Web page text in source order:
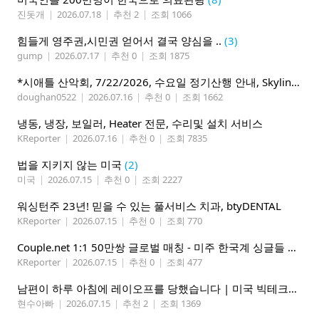
진돗개 | 2026.07.18 | 추천 2 | 조회 1066
힘들게 영주권,시민권 얻어서 결국 양심을 .. (3)
gump | 2026.07.17 | 추천 0 | 조회 1875
*시애틀 산악회, 7/22/2026, 수요일 정기산행 안내, Skyline Trail Loop(Mt. Rainier)*
doughan0522 | 2026.07.16 | 추천 0 | 조회 1662
냉동, 냉장, 보일러, Heater 전문, 수리및 설치 서비스
KReporter | 2026.07.16 | 추천 0 | 조회 7835
법을 지키지 않는 미국 (2)
미국 | 2026.07.15 | 추천 0 | 조회 2227
워싱턴주 23년! 믿을 수 있는 풀서비스 치과, btyDENTAL
KReporter | 2026.07.15 | 추천 0 | 조회 770
Couple.net 1:1 50만쌍 글로벌 매칭 - 미주 한국계 싱글들 모이세요
KReporter | 2026.07.15 | 추천 0 | 조회 477
남편이 하루 아침에 레이오프를 당했습니다 | 미국 빅테크의 현실
현수아빠 | 2026.07.15 | 추천 2 | 조회 1369